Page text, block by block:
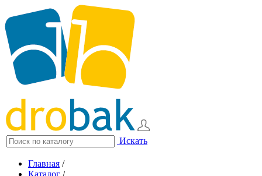
Искать
Главная /
Каталог /